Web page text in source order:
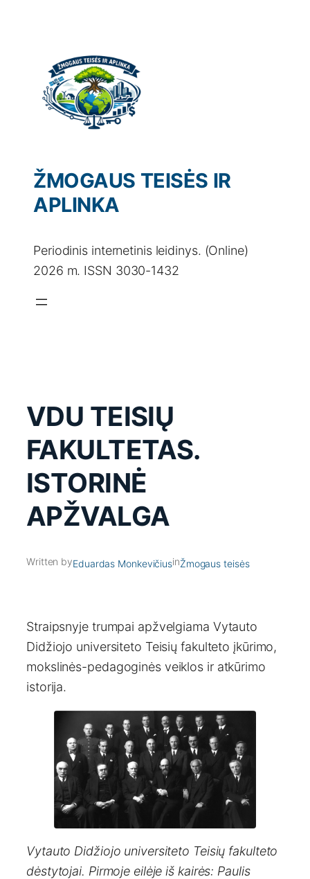
ŽMOGAUS TEISĖS IR
APLINKA
Periodinis internetinis leidinys. (Online)
2026 m. ISSN 3030-1432
VDU TEISIŲ
FAKULTETAS.
ISTORINĖ
APŽVALGA
Written byEduardas MonkevičiusinŽmogaus teisės
Straipsnyje trumpai apžvelgiama Vytauto
Didžiojo universiteto Teisių fakulteto įkūrimo,
mokslinės-pedagoginės veiklos ir atkūrimo
istorija.
Vytauto Didžiojo universiteto Teisių fakulteto
dėstytojai. Pirmoje eilėje iš kairės: Paulis